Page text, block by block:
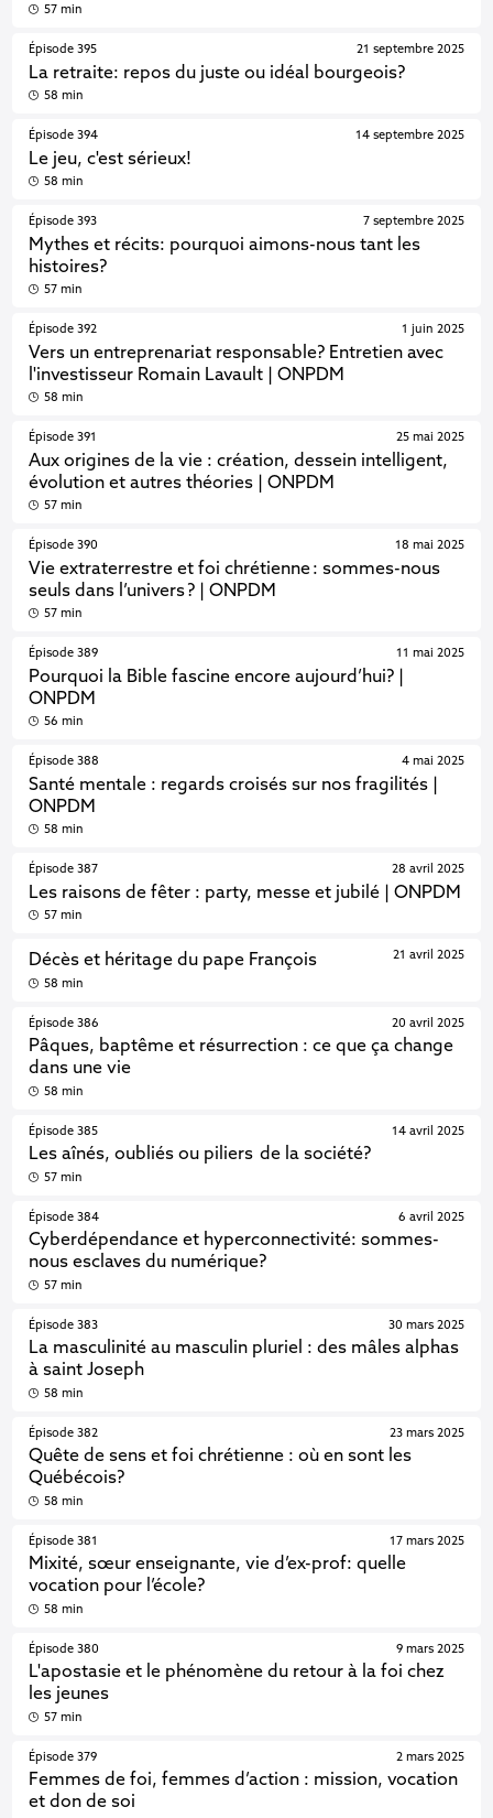
57 min
Épisode 395
La retraite: repos du juste ou idéal bourgeois?
21 septembre 2025
58 min
Épisode 394
Le jeu, c'est sérieux!
14 septembre 2025
58 min
Épisode 393
Mythes et récits: pourquoi aimons-nous tant les
histoires?
7 septembre 2025
57 min
Épisode 392
Vers un entreprenariat responsable? Entretien avec
l'investisseur Romain Lavault | ONPDM
1 juin 2025
58 min
Épisode 391
Aux origines de la vie : création, dessein intelligent,
évolution et autres théories | ONPDM
25 mai 2025
57 min
Épisode 390
Vie extraterrestre et foi chrétienne : sommes-nous
seuls dans l’univers ? | ONPDM
18 mai 2025
57 min
Épisode 389
Pourquoi la Bible fascine encore aujourd’hui? |
ONPDM
11 mai 2025
56 min
Épisode 388
Santé mentale : regards croisés sur nos fragilités |
ONPDM
4 mai 2025
58 min
Épisode 387
Les raisons de fêter : party, messe et jubilé | ONPDM
28 avril 2025
57 min
Décès et héritage du pape François 21 avril 2025
58 min
Épisode 386
Pâques, baptême et résurrection : ce que ça change
dans une vie
20 avril 2025
58 min
Épisode 385
Les aînés, oubliés ou piliers de la société?
14 avril 2025
57 min
Épisode 384
Cyberdépendance et hyperconnectivité: sommes-
nous esclaves du numérique?
6 avril 2025
57 min
Épisode 383
La masculinité au masculin pluriel : des mâles alphas
à saint Joseph
30 mars 2025
58 min
Épisode 382
Quête de sens et foi chrétienne : où en sont les
Québécois?
23 mars 2025
58 min
Épisode 381
Mixité, sœur enseignante, vie d’ex-prof: quelle
vocation pour l’école?
17 mars 2025
58 min
Épisode 380
L'apostasie et le phénomène du retour à la foi chez
les jeunes
9 mars 2025
57 min
Épisode 379
Femmes de foi, femmes d’action : mission, vocation
et don de soi
2 mars 2025